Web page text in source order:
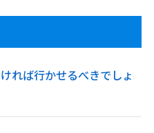
れば行かせるべきでしょ